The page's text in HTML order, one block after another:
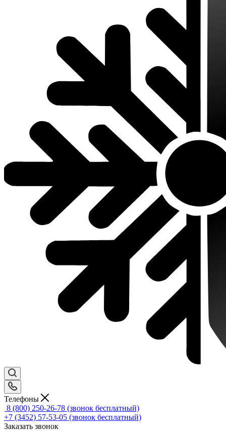
Телефоны
8 (800) 250-26-78 (звонок бесплатный)
+7 (3452) 57-53-05 (звонок бесплатный)
Заказать звонок